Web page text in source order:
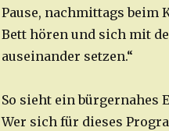
Pause, nachmittags beim
Bett hören und sich mit
auseinander setzen.“
So sieht ein bürgernahes
Wer sich für dieses